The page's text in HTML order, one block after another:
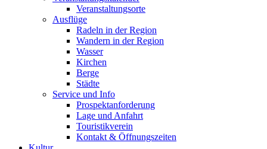
Veranstaltungsorte
Ausflüge
Radeln in der Region
Wandern in der Region
Wasser
Kirchen
Berge
Städte
Service und Info
Prospektanforderung
Lage und Anfahrt
Touristikverein
Kontakt & Öffnungszeiten